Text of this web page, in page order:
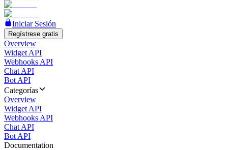
Iniciar Sesión
Regístrese gratis
Overview
Widget API
Webhooks API
Chat API
Bot API
Categorías
Overview
Widget API
Webhooks API
Chat API
Bot API
Documentation